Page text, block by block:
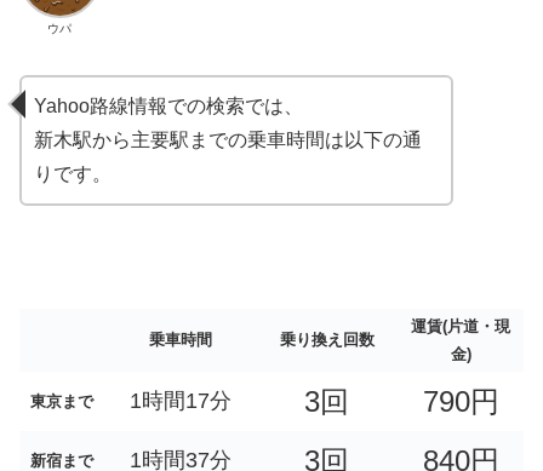
ウパ
Yahoo路線情報での検索では、
新木駅から主要駅までの乗車時間は以下の通
りです。
乗車時間 乗り換え回数
運賃(片道・現
金)
東京まで 1時間17分 3回 790円
新宿まで 1時間37分 3回 840円